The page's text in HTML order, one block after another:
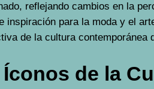
reflejando cambios en la
inspiración para la moda y el
de la cultura contemporánea
de la